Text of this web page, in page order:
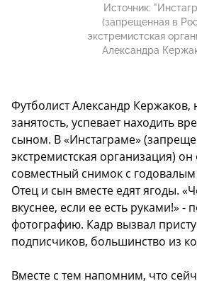
Источник:
(запрещенная в
экстремистская
Александра
Футболист Александр Кержаков,
занятость, успевает находить
сыном. В «Инстаграме»
экстремистская организация)
совместный снимок с
Отец и сын вместе едят ягоды.
вкуснее, если ее есть руками!» -
фотографию. Кадр вызвал
подписчиков, большинство из
Вместе с тем напомним, что